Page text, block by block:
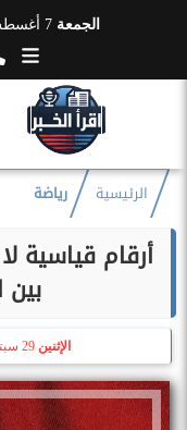
الجمعة 7 أغسطس 2026
الرئيسية رياضة
أرقام قياسية
بين
الإثنين 29 سبتمبر 2025